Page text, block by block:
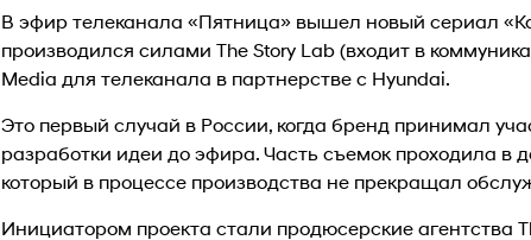
В эфир телеканала «Пятница» вышел новый сериал
производился силами The Story Lab (входит в
Media для телеканала в партнерстве с Hyundai.
Это первый случай в России, когда бренд принимал
разработки идеи до эфира. Часть съемок проходила в
который в процессе производства не прекращал
Инициатором проекта стали продюсерские агентства